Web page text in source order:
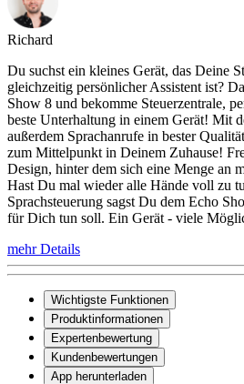
Richard
Du suchst ein kleines Gerät, das Deine
gleichzeitig persönlicher Assistent ist?
Show 8 und bekomme Steuerzentrale,
beste Unterhaltung in einem Gerät! Mit
außerdem Sprachanrufe in bester
zum Mittelpunkt in Deinem Zuhause!
Design, hinter dem sich eine Menge an
Hast Du mal wieder alle Hände voll zu
Sprachsteuerung sagst Du dem Echo
für Dich tun soll. Ein Gerät - viele
mehr Details
Wichtigste Funktionen
Produktinformationen
Expertenbewertung
Kundenbewertungen
App herunterladen